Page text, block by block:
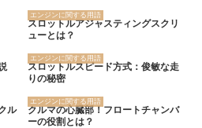
エンジンに関する用語
スロットルアジャスティングスクリ
ューとは？
エンジンに関する用語
スロットルスピード方式：俊敏な走
りの秘密
ル
エンジンに関する用語
クルマの心臓部！フロートチャンバ
ーの役割とは？